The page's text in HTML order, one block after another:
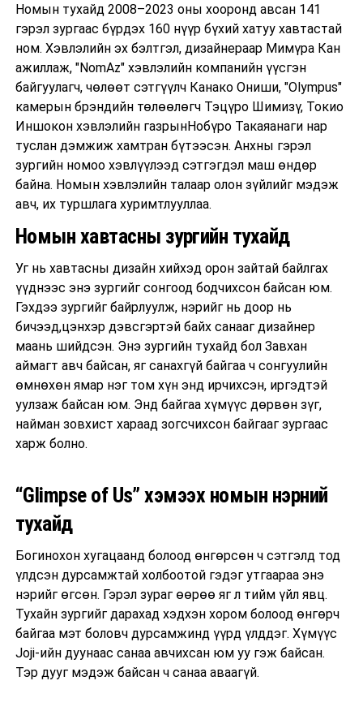
Номын тухайд 2008–2023 оны хооронд авсан 141
гэрэл зургаас бүрдэх 160 нүүр бүхий хатуу хавтастай
ном. Хэвлэлийн эх бэлтгэл, дизайнераар Мимүра Кан
ажиллаж, "NomAz" хэвлэлийн компанийн үүсгэн
байгуулагч, чөлөөт сэтгүүлч Канако Ониши, "Olympus"
камерын брэндийн төлөөлөгч Тэцүро Шимизү, Токио
Иншокон хэвлэлийн газрынНобүро Такаяанаги нар
туслан дэмжиж хамтран бүтээсэн. Анхны гэрэл
зургийн номоо хэвлүүлээд сэтгэгдэл маш өндөр
байна. Номын хэвлэлийн талаар олон зүйлийг мэдэж
авч, их туршлага хуримтлууллаа.
Номын хавтасны зургийн тухайд
Уг нь хавтасны дизайн хийхэд орон зайтай байлгах
үүднээс энэ зургийг сонгоод бодчихсон байсан юм.
Гэхдээ зургийг байрлуулж, нэрийг нь доор нь
бичээд,цэнхэр дэвсгэртэй байх санааг дизайнер
маань шийдсэн. Энэ зургийн тухайд бол Завхан
аймагт авч байсан, яг санахгүй байгаа ч сонгуулийн
өмнөхөн ямар нэг том хүн энд ирчихсэн, иргэдтэй
уулзаж байсан юм. Энд байгаа хүмүүс дөрвөн зүг,
найман зовхист хараад зогсчихсон байгааг зургаас
харж болно.
“Glimpse of Us” хэмээх номын нэрний
тухайд
Богинохон хугацаанд болоод өнгөрсөн ч сэтгэлд тод
үлдсэн дурсамжтай холбоотой гэдэг утгаараа энэ
нэрийг өгсөн. Гэрэл зураг өөрөө яг л тийм үйл явц.
Тухайн зургийг дарахад хэдхэн хором болоод өнгөрч
байгаа мэт боловч дурсамжинд үүрд үлддэг. Хүмүүс
Joji-ийн дуунаас санаа авчихсан юм уу гэж байсан.
Тэр дууг мэдэж байсан ч санаа аваагүй.